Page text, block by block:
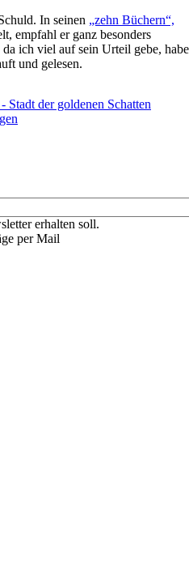
In seinen „zehn Büchern“,
empfahl er ganz besonders
ich viel auf sein Urteil gebe, habe
und gelesen.
Stadt der goldenen Schatten
erhalten soll.
per Mail